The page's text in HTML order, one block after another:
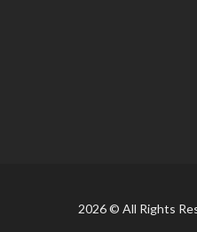
2026 © All Rights